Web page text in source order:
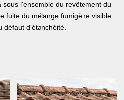
sous l'ensemble du revêtement du
fuite du mélange fumigène visible
d'étanchéité.